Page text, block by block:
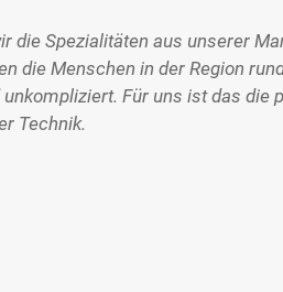
die Spezialitäten aus unserer
die Menschen in der Region
Für uns ist das die
Technik.